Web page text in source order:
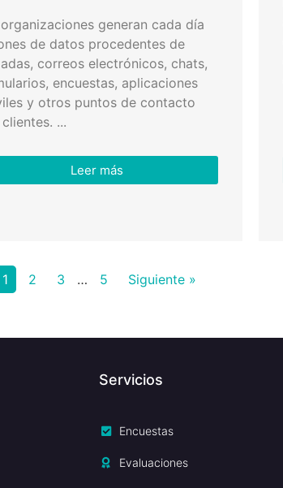
generan cada día
de datos procedentes de
correos electrónicos, chats,
encuestas, aplicaciones
y otros puntos de contacto
...
Leer más
1 2 3 … 5 Siguiente »
Servicios
Encuestas
Evaluaciones